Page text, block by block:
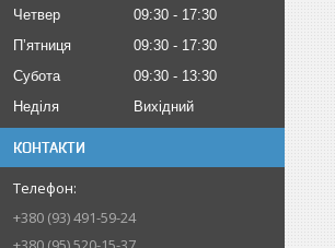
Четвер
09:30
17:30
Пʼятниця
09:30
17:30
Субота
09:30
13:30
Неділя
Вихідний
КОНТАКТИ
+380 (93) 491-59-24